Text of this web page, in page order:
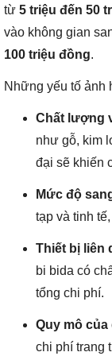
từ 5 triệu đến 50
vào không gian
100 triệu đồng.
Những yếu tố ảnh
Chất lượng
như gỗ, kim
đại sẽ khiến
Mức độ
tạp và tinh
Thiết bị liên
bi bida có
tổng chi phí.
Quy mô của
chi phí trang